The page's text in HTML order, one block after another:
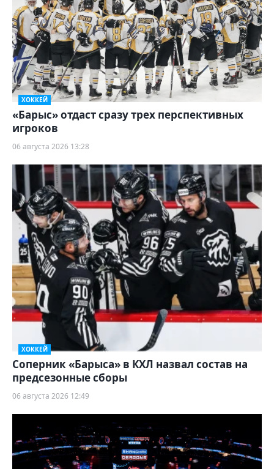
ХОККЕЙ
«Барыс» отдаст сразу трех перспективных
игроков
06 августа 2026 13:28
ХОККЕЙ
Соперник «Барыса» в КХЛ назвал состав на
предсезонные сборы
06 августа 2026 12:49